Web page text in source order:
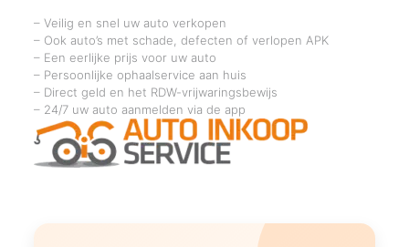
– Veilig en snel uw auto verkopen
– Ook auto’s met schade, defecten of verlopen APK
– Een eerlijke prijs voor uw auto
– Persoonlijke ophaalservice aan huis
– Direct geld en het RDW-vrijwaringsbewijs
– 24/7 uw auto aanmelden via de app